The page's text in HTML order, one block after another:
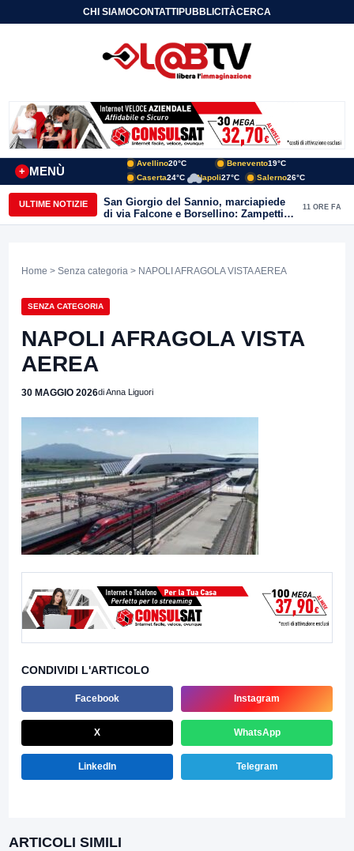
CHI SIAMOCONTATTIPUBBLICITÀCERCA
MENÙ
+
Avellino20°C Benevento19°C
Caserta24°C Napoli27°C Salerno26°C
ULTIME NOTIZIE
San Giorgio del Sannio, marciapiede
di via Falcone e Borsellino: Zampetti e
Lombardi replicano alle polemiche
11 ORE FA
Home > Senza categoria > NAPOLI AFRAGOLA VISTA AEREA
SENZA CATEGORIA
NAPOLI AFRAGOLA VISTA
AEREA
30 MAGGIO 2026di Anna Liguori
CONDIVIDI L'ARTICOLO
Facebook Instagram
X WhatsApp
LinkedIn Telegram
ARTICOLI SIMILI